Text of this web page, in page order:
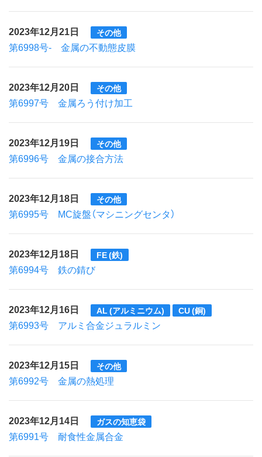
2023年12月21日 その他
第6998号- 金属の不動態皮膜
2023年12月20日 その他
第6997号 金属ろう付け加工
2023年12月19日 その他
第6996号 金属の接合方法
2023年12月18日 その他
第6995号 MC旋盤（マシニングセンタ）
2023年12月18日 FE (鉄)
第6994号 鉄の錆び
2023年12月16日 AL (アルミニウム) CU (銅)
第6993号 アルミ合金ジュラルミン
2023年12月15日 その他
第6992号 金属の熱処理
2023年12月14日 ガスの知恵袋
第6991号 耐食性金属合金